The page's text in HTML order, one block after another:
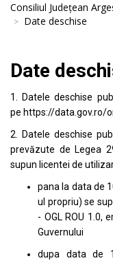
Consiliul Județean
Date deschise
Date
1. Datele deschise
pe https://data.gov.ro/
2. Datele deschise
prevăzute de Legea
supun licentei de
pana la data de
ul propriu) se
- OGL ROU 1.0,
Guvernului
dupa data de